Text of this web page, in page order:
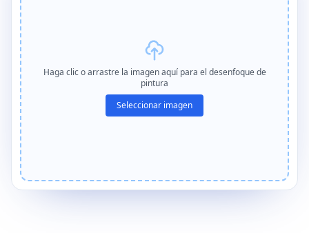
Haga clic o arrastre la imagen aquí para el desenfoque de
pintura
Seleccionar imagen